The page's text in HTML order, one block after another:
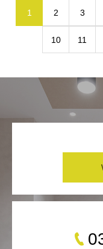
1 2 3
10 11